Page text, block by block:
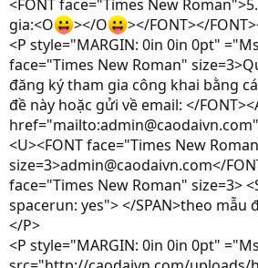
<FONT face="Times New
gia:<O
></O
></FONT></
<P style="MARGIN: 0in 0in 0pt"
face="Times New Roman"
đăng ký tham gia công khai bằng
đề này hoặc gửi về email: </
<U><FONT face="Times New
size=3>admin@caodaivn.com</
face="Times New Roman" size=3>
spacerun: yes"> </SPAN>theo mẫu
</P>
<P style="MARGIN: 0in 0in 0pt"